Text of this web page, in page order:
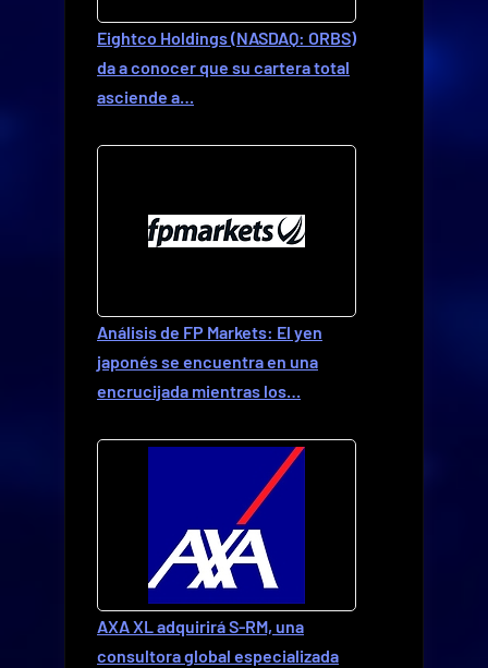
Eightco Holdings (NASDAQ: ORBS)
da a conocer que su cartera total
asciende a…
Análisis de FP Markets: El yen
japonés se encuentra en una
encrucijada mientras los…
AXA XL adquirirá S-RM, una
consultora global especializada